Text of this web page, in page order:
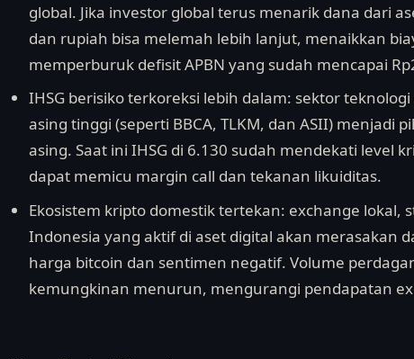
global. Jika investor global terus menarik dana dari
dan rupiah bisa melemah lebih lanjut, menaikkan
memperburuk defisit APBN yang sudah mencapai
IHSG berisiko terkoreksi lebih dalam: sektor
asing tinggi (seperti BBCA, TLKM, dan ASII) menjadi
asing. Saat ini IHSG di 6.130 sudah mendekati level
dapat memicu margin call dan tekanan likuiditas.
Ekosistem kripto domestik tertekan: exchange lokal,
Indonesia yang aktif di aset digital akan merasakan
harga bitcoin dan sentimen negatif. Volume
kemungkinan menurun, mengurangi pendapatan